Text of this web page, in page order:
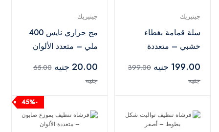
جينيريك
سلة قمامة بغطاء
خشبي – متعددة
199.00 جنيه
399.00
جنيه
جينيريك
مج حراري نايس 400
ملي – متعدد الألوان
20.00 جنيه
65.00
جنيه
-45%